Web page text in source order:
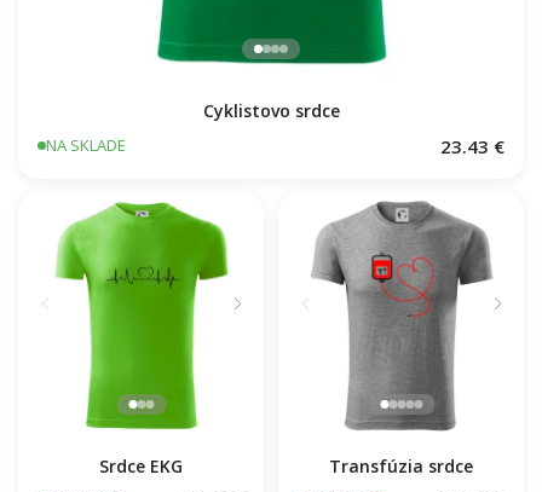
Cyklistovo srdce
NA SKLADE 23.43 €
Srdce EKG